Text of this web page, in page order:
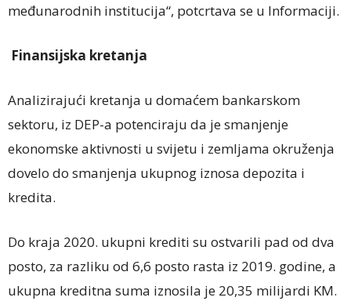
međunarodnih institucija“, potcrtava se u Informaciji.
Finansijska kretanja
Analizirajući kretanja u domaćem bankarskom
sektoru, iz DEP-a potenciraju da je smanjenje
ekonomske aktivnosti u svijetu i zemljama okruženja
dovelo do smanjenja ukupnog iznosa depozita i
kredita.
Do kraja 2020. ukupni krediti su ostvarili pad od dva
posto, za razliku od 6,6 posto rasta iz 2019. godine, a
ukupna kreditna suma iznosila je 20,35 milijardi KM.